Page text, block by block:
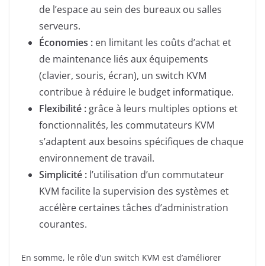
de l’espace au sein des bureaux ou salles
serveurs.
Économies : en limitant les coûts d’achat et
de maintenance liés aux équipements
(clavier, souris, écran), un switch KVM
contribue à réduire le budget informatique.
Flexibilité : grâce à leurs multiples options et
fonctionnalités, les commutateurs KVM
s’adaptent aux besoins spécifiques de chaque
environnement de travail.
Simplicité : l’utilisation d’un commutateur
KVM facilite la supervision des systèmes et
accélère certaines tâches d’administration
courantes.
En somme, le rôle d’un switch KVM est d’améliorer